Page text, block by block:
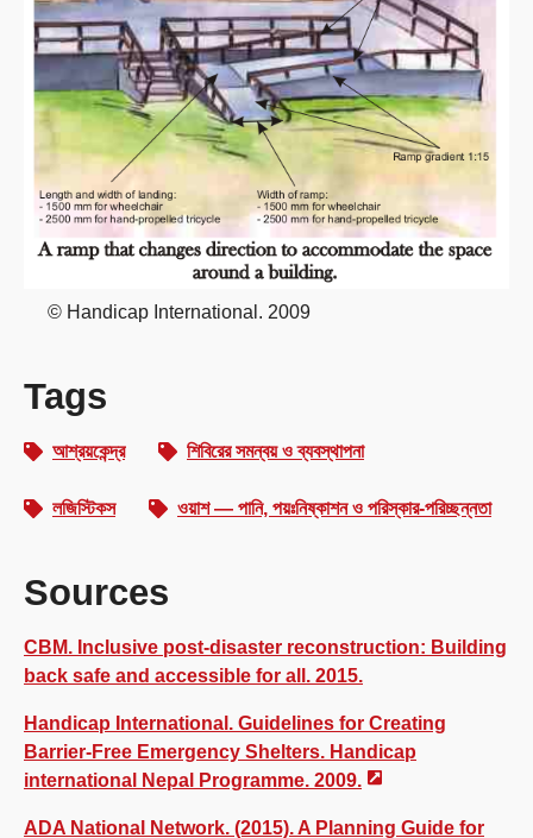
© Handicap International. 2009
Tags
আশ্রয়কেন্দ্র শিবিরের সমন্বয় ও ব্যবস্থাপনা
লজিস্টিকস ওয়াশ — পানি, পয়ঃনিষ্কাশন ও পরিস্কার-পরিচ্ছন্নতা
Sources
CBM. Inclusive post-disaster reconstruction: Building
back safe and accessible for all. 2015.
Handicap International. Guidelines for Creating
Barrier-Free Emergency Shelters. Handicap
international Nepal Programme. 2009.
ADA National Network. (2015). A Planning Guide for